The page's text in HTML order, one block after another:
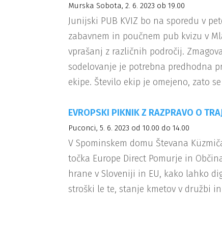
Murska Sobota, 2. 6. 2023 ob 19.00
Junijski PUB KVIZ bo na sporedu v
zabavnem in poučnem pub kvizu v
vprašanj z različnih področij.
sodelovanje je potrebna predhodna
ekipe. Število ekip je omejeno, zato
EVROPSKI PIKNIK Z RAZPRAVO O
Puconci, 5. 6. 2023 od 10.00 do 14.00
V Spominskem domu Števana
točka Europe Direct Pomurje in
hrane v Sloveniji in EU, kako lahko
stroški le te, stanje kmetov v družbi